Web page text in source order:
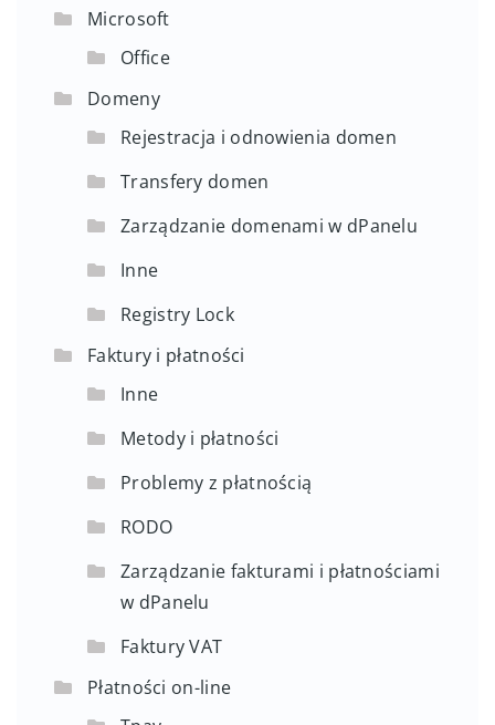
Microsoft
Office
Domeny
Rejestracja i odnowienia domen
Transfery domen
Zarządzanie domenami w dPanelu
Inne
Registry Lock
Faktury i płatności
Inne
Metody i płatności
Problemy z płatnością
RODO
Zarządzanie fakturami i płatnościami
w dPanelu
Faktury VAT
Płatności on-line